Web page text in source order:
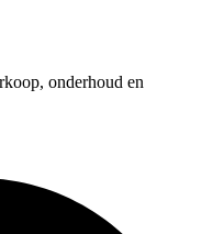
onderhoud en